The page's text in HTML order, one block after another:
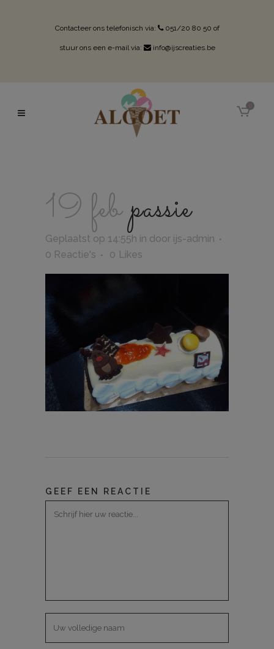
Contacteer ons telefonisch via: 051/20 80 50 of
stuur ons een e-mail via: info@ijscreaties.be
0
19 febpassie
Geplaatst op 14:55h in door ijs-admin
0 Reactie's
0 Likes
GEEF EEN REACTIE